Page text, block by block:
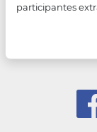
participantes